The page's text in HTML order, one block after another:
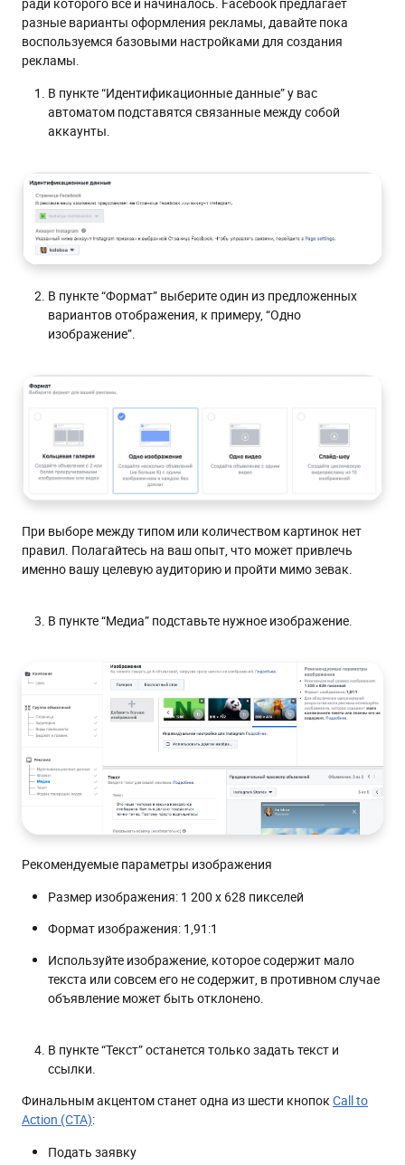
разные варианты оформления рекламы, давайте пока
воспользуемся базовыми настройками для создания
рекламы.
В пункте “Идентификационные данные” у вас
автоматом подставятся связанные между собой
аккаунты.
В пункте “Формат” выберите один из предложенных
вариантов отображения, к примеру, “Одно
изображение”.
При выборе между типом или количеством картинок нет
правил. Полагайтесь на ваш опыт, что может привлечь
именно вашу целевую аудиторию и пройти мимо зевак.
В пункте “Медиа” подставьте нужное изображение.
Рекомендуемые параметры изображения
Размер изображения: 1 200 x 628 пикселей
Формат изображения: 1,91:1
Используйте изображение, которое содержит мало
текста или совсем его не содержит, в противном случае
объявление может быть отклонено.
В пункте “Текст” останется только задать текст и
ссылки.
Финальным акцентом станет одна из шести кнопок Call to
Action (CTA):
Подать заявку